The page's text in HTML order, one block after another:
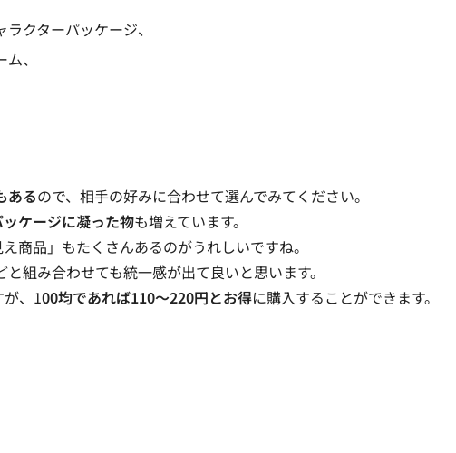
クターパッケージ、
、
あるので、相手の好みに合わせて選んでみてください。
ッケージに凝った物も増えています。
商品 」もたくさんあるのがうれしいですね。
組み合わせても統一感が出て良いと思います。
、 100均であれば110～220円とお得に購入することができます。